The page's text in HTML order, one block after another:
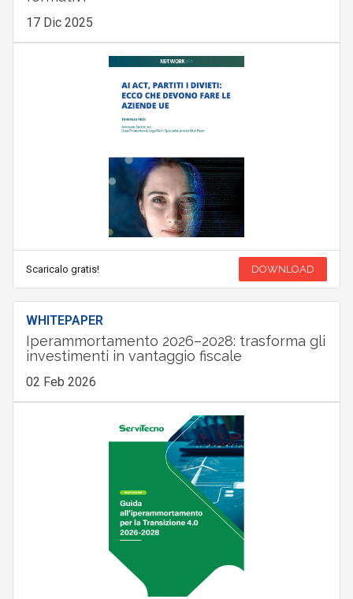
17 Dic 2025
Scaricalo gratis! DOWNLOAD
WHITEPAPER
Iperammortamento 2026–2028: trasforma gli
investimenti in vantaggio fiscale
02 Feb 2026